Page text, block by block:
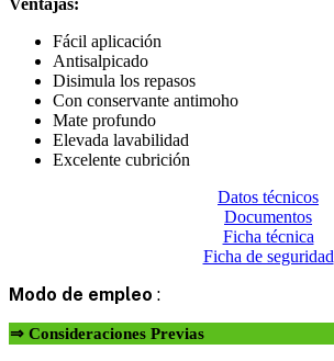
Fácil aplicación
Antisalpicado
Disimula los repasos
Con conservante antimoho
Mate profundo
Elevada lavabilidad
Excelente cubrición
Datos técnicos
Documentos
Ficha técnica
Ficha de seguridad
Modo de empleo :
⇒ Consideraciones Previas